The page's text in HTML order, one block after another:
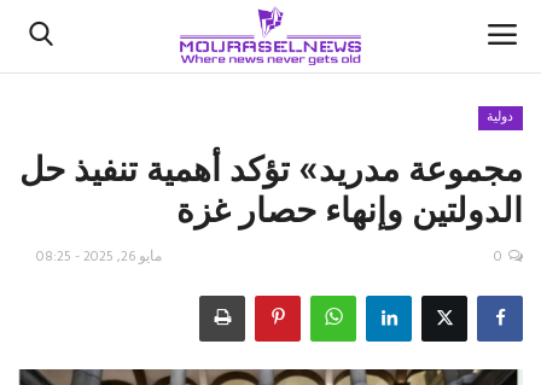
الأخبار
كتّابنا
اقتصاد
دولية
مجموعة مدريد» تؤكد أهمية تنفيذ حل
الدولتين وإنهاء حصار غزة
مايو 26, 2025 - 08:25 0